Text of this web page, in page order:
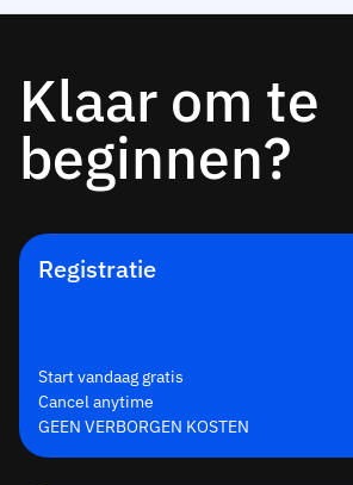
Klaar om te
beginnen?
Registratie
Start vandaag gratis
Cancel anytime
GEEN VERBORGEN KOSTEN